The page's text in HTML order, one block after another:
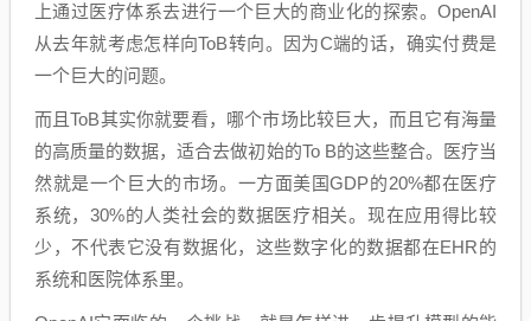
上通过医疗体系去进行一个巨大的商业化的探索。OpenAI
从去年就考虑怎样向ToB转向。因为C端的话，确实付费是
一个巨大的问题。
而且ToB其实你就要看，哪个市场比较巨大，而且它有海量
的高质量的数据，适合去做初始的To B的这些整合。医疗当
然就是一个巨大的市场。一方面美国GDP的20%都在医疗
系统，30%的人类社会的数据医疗相关。现在应用得比较
少，不代表它没有数据化，这些数字化的数据都在EHR的
系统和医院体系里。